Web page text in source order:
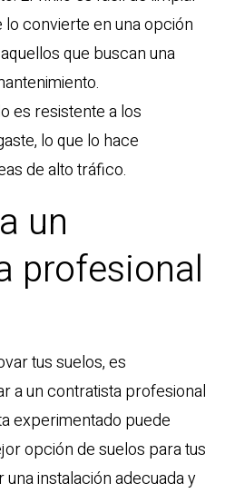
lo convierte en una opción
que buscan una
es resistente a los
lo que lo hace
de alto tráfico.
un
profesional
tus suelos, es
a un contratista profesional
experimentado puede
opción de suelos para tus
instalación adecuada y